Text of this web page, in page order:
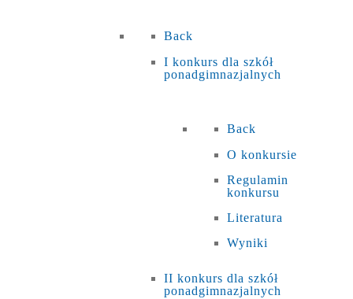
Back
I konkurs dla szkół
ponadgimnazjalnych
Back
O konkursie
Regulamin
konkursu
Literatura
Wyniki
II konkurs dla szkół
ponadgimnazjalnych